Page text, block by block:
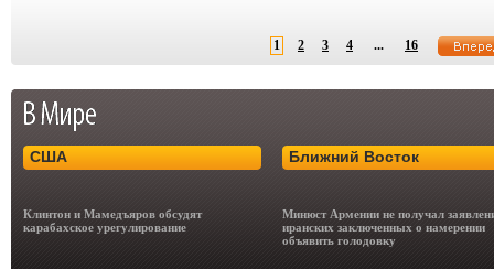
1 2 3 4 ... 16
США
Клинтон и Мамедъяров обсудят
карабахское урегулирование
Ближний Восток
Минюст Армении не получал
иранских заключенных о намерении
объявить голодовку